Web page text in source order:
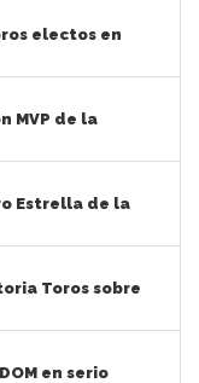
electos en
MVP de la
Estrella de la
Toros sobre
en serio